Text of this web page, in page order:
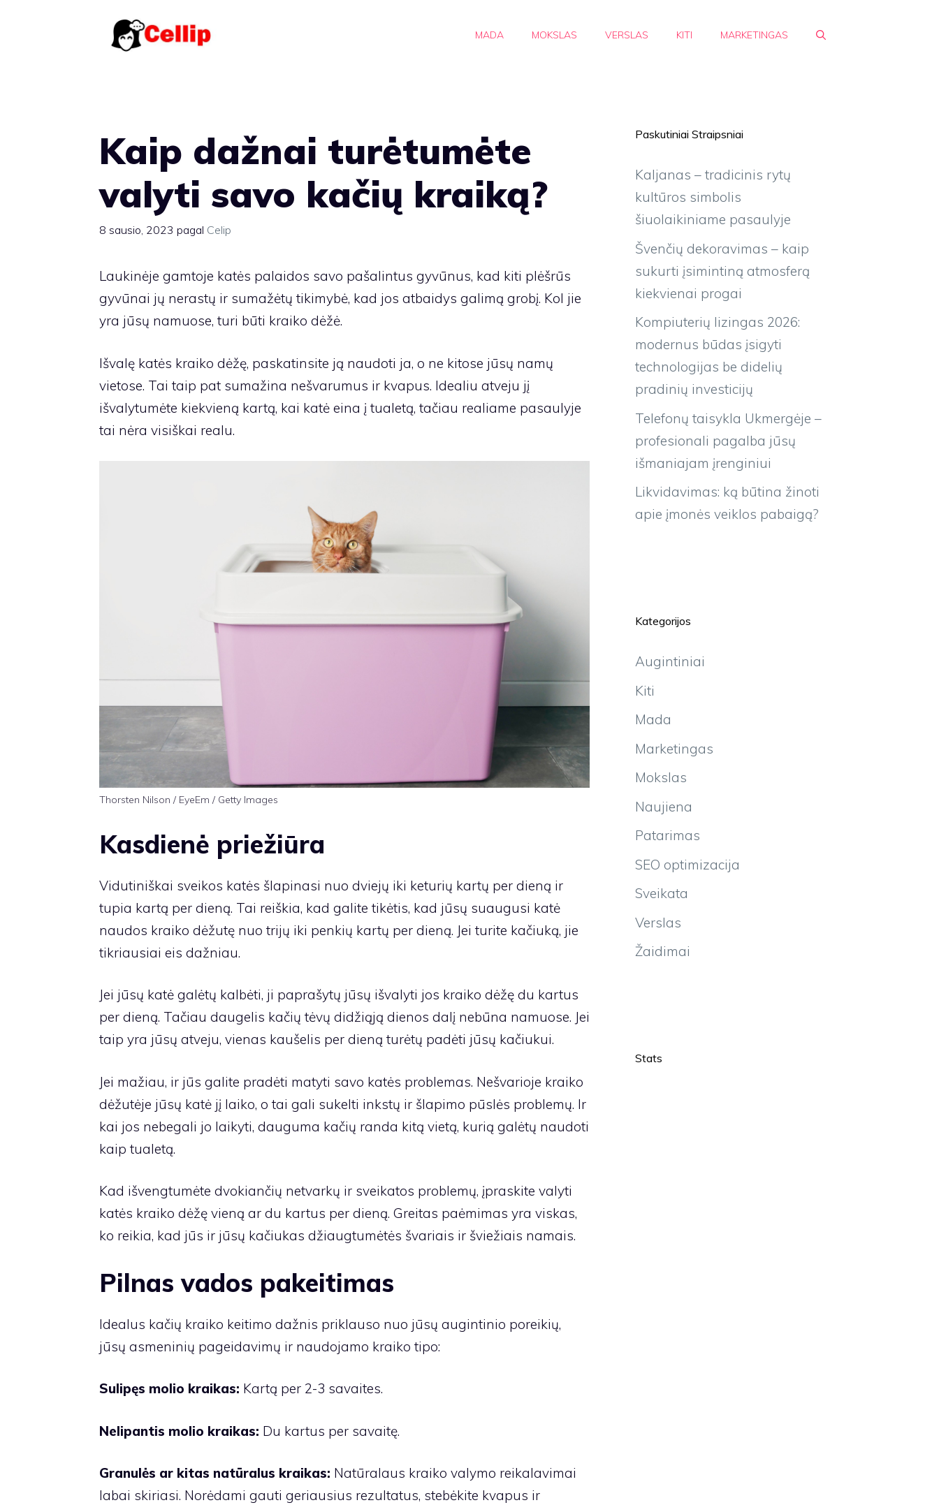
MADA MOKSLAS VERSLAS KITI MARKETINGAS
Kaip dažnai turėtumėte
valyti savo kačių kraiką?
8 sausio, 2023 pagal Celip
Laukinėje gamtoje katės palaidos savo pašalintus gyvūnus, kad kiti plėšrūs
gyvūnai jų nerastų ir sumažėtų tikimybė, kad jos atbaidys galimą grobį. Kol jie
yra jūsų namuose, turi būti kraiko dėžė.
Išvalę katės kraiko dėžę, paskatinsite ją naudoti ja, o ne kitose jūsų namų
vietose. Tai taip pat sumažina nešvarumus ir kvapus. Idealiu atveju jį
išvalytumėte kiekvieną kartą, kai katė eina į tualetą, tačiau realiame pasaulyje
tai nėra visiškai realu.
Thorsten Nilson / EyeEm / Getty Images
Kasdienė priežiūra
Vidutiniškai sveikos katės šlapinasi nuo dviejų iki keturių kartų per dieną ir
tupia kartą per dieną. Tai reiškia, kad galite tikėtis, kad jūsų suaugusi katė
naudos kraiko dėžutę nuo trijų iki penkių kartų per dieną. Jei turite kačiuką, jie
tikriausiai eis dažniau.
Jei jūsų katė galėtų kalbėti, ji paprašytų jūsų išvalyti jos kraiko dėžę du kartus
per dieną. Tačiau daugelis kačių tėvų didžiąją dienos dalį nebūna namuose. Jei
taip yra jūsų atveju, vienas kaušelis per dieną turėtų padėti jūsų kačiukui.
Jei mažiau, ir jūs galite pradėti matyti savo katės problemas. Nešvarioje kraiko
dėžutėje jūsų katė jį laiko, o tai gali sukelti inkstų ir šlapimo pūslės problemų. Ir
kai jos nebegali jo laikyti, dauguma kačių randa kitą vietą, kurią galėtų naudoti
kaip tualetą.
Kad išvengtumėte dvokiančių netvarkų ir sveikatos problemų, įpraskite valyti
katės kraiko dėžę vieną ar du kartus per dieną. Greitas paėmimas yra viskas,
ko reikia, kad jūs ir jūsų kačiukas džiaugtumėtės švariais ir šviežiais namais.
Pilnas vados pakeitimas
Idealus kačių kraiko keitimo dažnis priklauso nuo jūsų augintinio poreikių,
jūsų asmeninių pageidavimų ir naudojamo kraiko tipo:
Sulipęs molio kraikas: Kartą per 2-3 savaites.
Nelipantis molio kraikas: Du kartus per savaitę.
Granulės ar kitas natūralus kraikas: Natūralaus kraiko valymo reikalavimai
labai skiriasi. Norėdami gauti geriausius rezultatus, stebėkite kvapus ir
Paskutiniai Straipsniai
Kaljanas – tradicinis rytų
kultūros simbolis
šiuolaikiniame pasaulyje
Švenčių dekoravimas – kaip
sukurti įsimintiną atmosferą
kiekvienai progai
Kompiuterių lizingas 2026:
modernus būdas įsigyti
technologijas be didelių
pradinių investicijų
Telefonų taisykla Ukmergėje –
profesionali pagalba jūsų
išmaniajam įrenginiui
Likvidavimas: ką būtina žinoti
apie įmonės veiklos pabaigą?
Kategorijos
Augintiniai
Kiti
Mada
Marketingas
Mokslas
Naujiena
Patarimas
SEO optimizacija
Sveikata
Verslas
Žaidimai
Stats